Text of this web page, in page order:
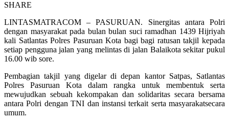
SHARE
LINTASMATRACOM – PASURUAN. Sinergitas antara Polri
dengan masyarakat pada bulan bulan suci ramadhan 1439 Hijriyah
kali Satlantas Polres Pasuruan Kota bagi bagi ratusan takjil kepada
setiap pengguna jalan yang melintas di jalan Balaikota sekitar pukul
16.00 wib sore.
Pembagian takjil yang digelar di depan kantor Satpas, Satlantas
Polres Pasuruan Kota dalam rangka untuk membentuk serta
mewujudkan sebuah kekompakan dan solidaritas secara bersama
antara Polri dengan TNI dan instansi terkait serta masyarakatsecara
umum.